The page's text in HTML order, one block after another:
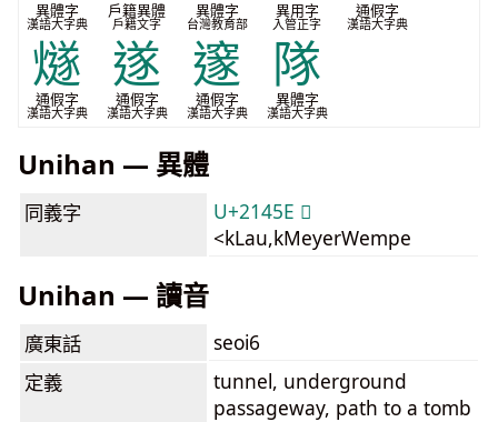
異體字
漢語大字典
戶籍異體
戶籍文字
異體字
台灣教育部
異用字
入管正字
通假字
漢語大字典
燧
通假字
漢語大字典
遂
通假字
漢語大字典
邃
通假字
漢語大字典
隊
異體字
漢語大字典
Unihan — 異體
同義字
U+2145E 𡑞
<kLau,kMeyerWempe
Unihan — 讀音
廣東話
seoi6
定義
tunnel, underground
passageway, path to a tomb